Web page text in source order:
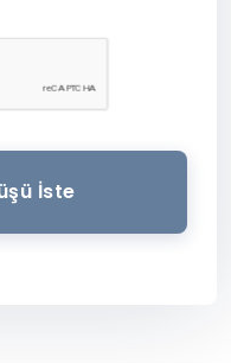
İste